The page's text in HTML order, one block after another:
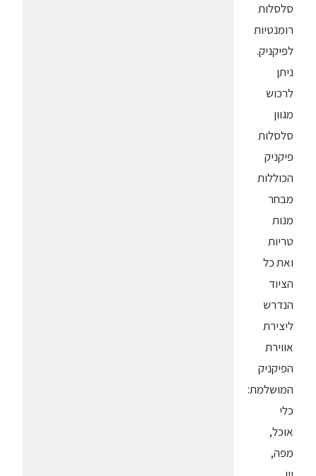
סלסלות
רומנטיות
לפיקניק.
ניתן
לרכוש
מגוון
סלסלות
פיקניק
הכוללות
מבחר
מנות
טריות
ואת כל
הציוד
הנדרש
ליצירת
אווירת
הפיקניק
המושלמת:
כלי
אוכל,
מפה,